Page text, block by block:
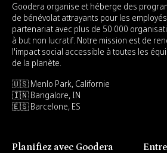
Goodera organise et héberge des
de bénévolat attrayants pour les
partenariat avec plus de 50 000
à but non lucratif. Notre mission est de
l'impact social accessible à toutes les
de la planète.
🇺🇸 Menlo Park, Californie
🇮🇳 Bangalore, IN
🇪🇸 Barcelone, ES
Planifiez avec Goodera